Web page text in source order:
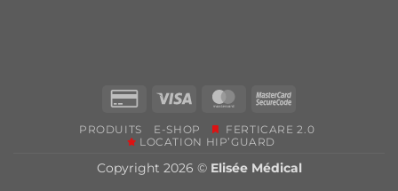
Credit
2
Visa MasterCardMasterCard
PRODUITS E-SHOP
FERTICARE 2.0
LOCATION HIP’GUARD
Copyright 2026 © Elisée Médical